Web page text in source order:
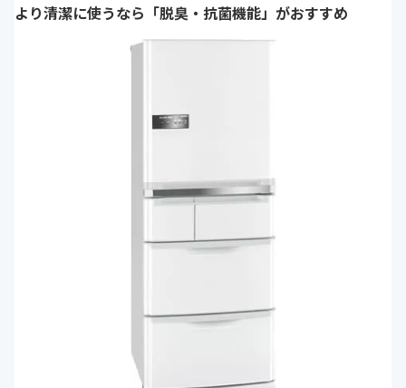
より清潔に使うなら「脱臭・抗菌機能」がおすすめ